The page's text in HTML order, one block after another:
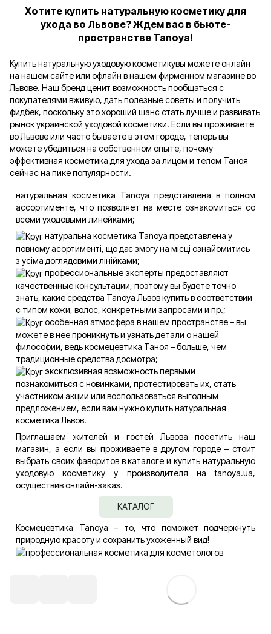
Хотите купить натуральную косметику для
ухода во Львове? Ждем вас в бьюте-
пространстве Tanoya!
Купить натуральную уходовую косметикувы можете онлайн
на нашем сайте или офлайн в нашем фирменном магазине во
Львове. Наш бренд ценит возможность пообщаться с
покупателями вживую, дать полезные советы и получить
фидбек, поскольку это хороший шанс стать лучше и развивать
рынок украинской уходовой косметики. Если вы проживаете
во Львове или часто бываете в этом городе, теперь вы
можете убедиться на собственном опыте, почему
эффективная косметика для ухода за лицом и телом Таноя
сейчас на пике популярности.
натуральная косметика Tanoya представлена в полном
ассортименте, что позволяет на месте ознакомиться со
всеми уходовыми линейками;
натуральна косметика Tanoya представлена у
повному асортименті, що дає змогу на місці ознайомитись
з усіма доглядовими лінійками;
профессиональные эксперты предоставляют
качественные консультации, поэтому вы будете точно
знать, какие средства Tanoya Львов купить в соответствии
с типом кожи, волос, конкретными запросами и пр.;
особенная атмосфера в нашем пространстве – вы
можете в нее проникнуть и узнать детали о нашей
философии, ведь космецевтика Таноя – больше, чем
традиционные средства досмотра;
эксклюзивная возможность первыми
познакомиться с новинками, протестировать их, стать
участником акции или воспользоваться выгодным
предложением, если вам нужно купить натуральная
косметика Львов.
Приглашаем жителей и гостей Львова посетить наш
магазин, а если вы проживаете в другом городе – стоит
выбрать своих фаворитов в каталоге и купить натуральную
уходовую косметику у производителя на tanoya.ua,
осуществив онлайн-заказ.
КАТАЛОГ
Космецевтика Tanoya – то, что поможет подчеркнуть
природную красоту и сохранить ухоженный вид!